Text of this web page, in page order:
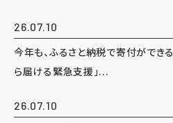
26.07.10
今年も、ふるさと納税で寄付ができ
ら届ける緊急支援」...
26.07.10